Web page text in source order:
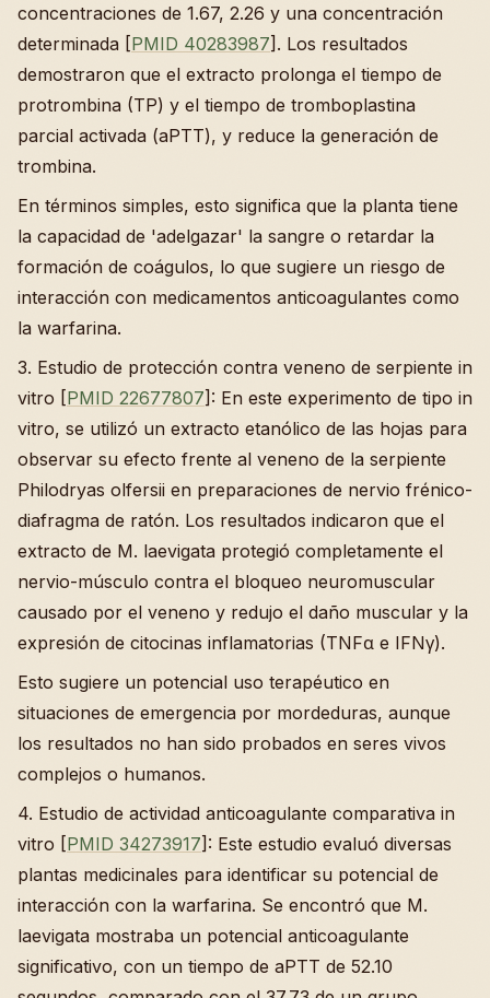
concentraciones de 1.67, 2.26 y una concentración
determinada [PMID 40283987]. Los resultados
demostraron que el extracto prolonga el tiempo de
protrombina (TP) y el tiempo de tromboplastina
parcial activada (aPTT), y reduce la generación de
trombina.
En términos simples, esto significa que la planta tiene
la capacidad de 'adelgazar' la sangre o retardar la
formación de coágulos, lo que sugiere un riesgo de
interacción con medicamentos anticoagulantes como
la warfarina.
3. Estudio de protección contra veneno de serpiente in
vitro [PMID 22677807]: En este experimento de tipo in
vitro, se utilizó un extracto etanólico de las hojas para
observar su efecto frente al veneno de la serpiente
Philodryas olfersii en preparaciones de nervio frénico-
diafragma de ratón. Los resultados indicaron que el
extracto de M. laevigata protegió completamente el
nervio-músculo contra el bloqueo neuromuscular
causado por el veneno y redujo el daño muscular y la
expresión de citocinas inflamatorias (TNFα e IFNγ).
Esto sugiere un potencial uso terapéutico en
situaciones de emergencia por mordeduras, aunque
los resultados no han sido probados en seres vivos
complejos o humanos.
4. Estudio de actividad anticoagulante comparativa in
vitro [PMID 34273917]: Este estudio evaluó diversas
plantas medicinales para identificar su potencial de
interacción con la warfarina. Se encontró que M.
laevigata mostraba un potencial anticoagulante
significativo, con un tiempo de aPTT de 52.10